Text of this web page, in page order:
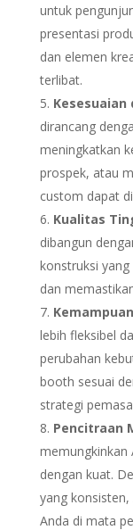
untuk
presentasi
dan elemen
terlibat.
Kesesuaian
dirancang
meningkatkan
prospek, atau
custom dapat
Kualitas
dibangun
konstruksi
dan
lebih fleksibel
perubahan
booth sesuai
strategi
Pencitraan
memungkinkan
dengan kuat.
yang
Anda di mata